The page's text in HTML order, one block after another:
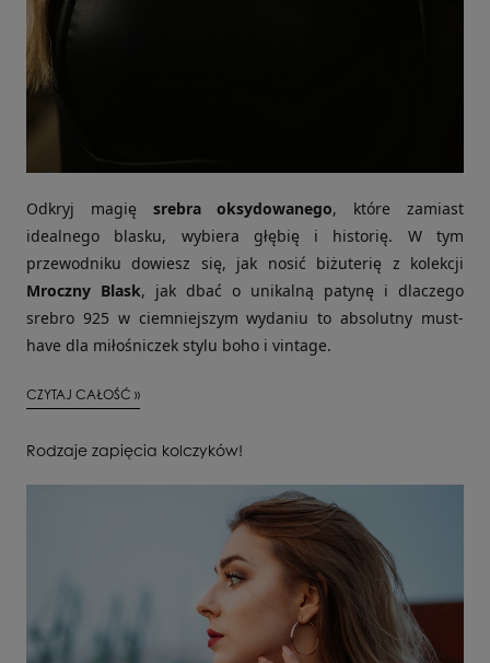
Odkryj magię srebra oksydowanego, które zamiast
idealnego blasku, wybiera głębię i historię. W tym
przewodniku dowiesz się, jak nosić biżuterię z kolekcji
Mroczny Blask, jak dbać o unikalną patynę i dlaczego
srebro 925 w ciemniejszym wydaniu to absolutny must-
have dla miłośniczek stylu boho i vintage.
CZYTAJ CAŁOŚĆ »
Rodzaje zapięcia kolczyków!